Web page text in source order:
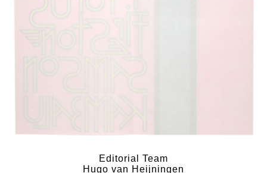
Editorial Team
Hugo van Heijningen